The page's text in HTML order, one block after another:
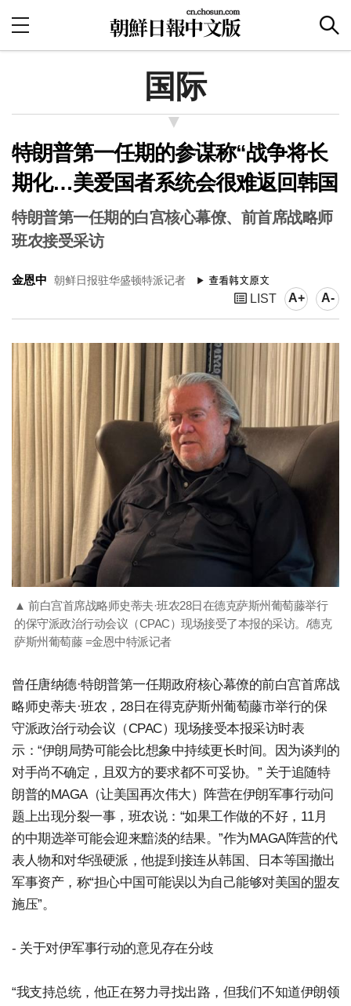
国际
特朗普第一任期的参谋称“战争将长
期化…美爱国者系统会很难返回韩国
特朗普第一任期的白宫核心幕僚、前首席战略师
班农接受采访
金恩中 朝鲜日报驻华盛顿特派记者
LIST A+ A-
▲ 前白宫首席战略师史蒂夫·班农28日在德克萨斯州葡萄藤举行
的保守派政治行动会议（CPAC）现场接受了本报的采访。/德克
萨斯州葡萄藤 =金恩中特派记者
曾任唐纳德·特朗普第一任期政府核心幕僚的前白宫首席战
略师史蒂夫·班农，28日在得克萨斯州葡萄藤市举行的保
守派政治行动会议（CPAC）现场接受本报采访时表
示：“伊朗局势可能会比想象中持续更长时间。因为谈判的
对手尚不确定，且双方的要求都不可妥协。” 关于追随特
朗普的MAGA（让美国再次伟大）阵营在伊朗军事行动问
题上出现分裂一事，班农说：“如果工作做的不好，11月
的中期选举可能会迎来黯淡的结果。”作为MAGA阵营的代
表人物和对华强硬派，他提到接连从韩国、日本等国撤出
军事资产，称“担心中国可能误以为自己能够对美国的盟友
施压”。
- 关于对伊军事行动的意见存在分歧
“我支持总统，他正在努力寻找出路，但我们不知道伊朗领